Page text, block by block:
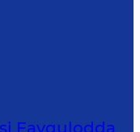
Favqulodda